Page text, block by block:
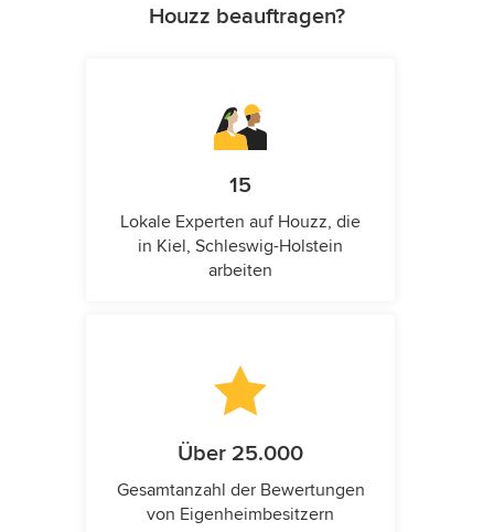
Houzz beauftragen?
15
Lokale Experten auf Houzz, die
in Kiel, Schleswig-Holstein
arbeiten
Über 25.000
Gesamtanzahl der Bewertungen
von Eigenheimbesitzern